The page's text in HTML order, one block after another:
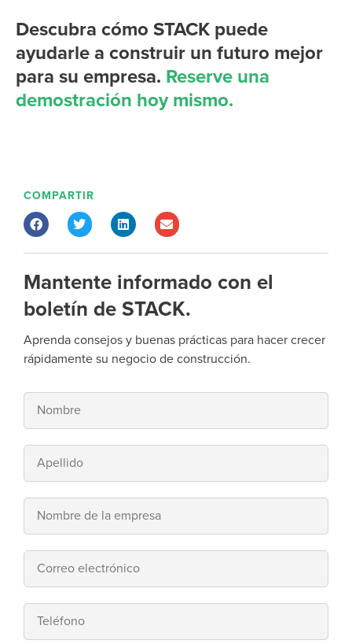
Descubra cómo STACK puede
ayudarle a construir un futuro mejor
para su empresa. Reserve una
demostración hoy mismo.
COMPARTIR
Mantente informado con el
boletín de STACK.
Aprenda consejos y buenas prácticas para hacer crecer
rápidamente su negocio de construcción.